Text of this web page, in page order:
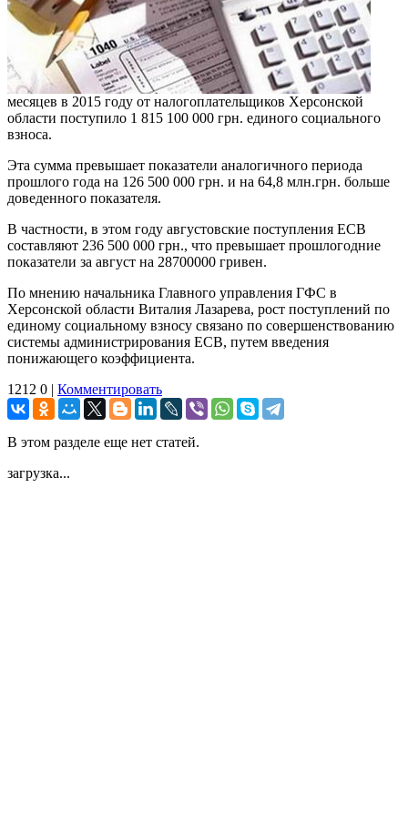
месяцев в 2015 году от налогоплательщиков Херсонской
области поступило 1 815 100 000 грн. единого социального
взноса.
Эта сумма превышает показатели аналогичного периода
прошлого года на 126 500 000 грн. и на 64,8 млн.грн. больше
доведенного показателя.
В частности, в этом году августовские поступления ЕСВ
составляют 236 500 000 грн., что превышает прошлогодние
показатели за август на 28700000 гривен.
По мнению начальника Главного управления ГФС в
Херсонской области Виталия Лазарева, рост поступлений по
единому социальному взносу связано по совершенствованию
системы администрирования ЕСВ, путем введения
понижающего коэффициента.
1212 0 | Комментировать
В этом разделе еще нет статей.
загрузка...